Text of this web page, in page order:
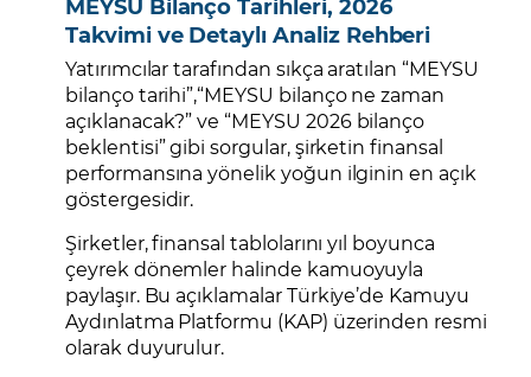
MEYSU Bilanço Tarihleri, 2026
Takvimi ve Detaylı Analiz Rehberi
Yatırımcılar tarafından sıkça aratılan “MEYSU
bilanço tarihi”,“MEYSU bilanço ne zaman
açıklanacak?” ve “MEYSU 2026 bilanço
beklentisi” gibi sorgular, şirketin finansal
performansına yönelik yoğun ilginin en açık
göstergesidir.
Şirketler, finansal tablolarını yıl boyunca
çeyrek dönemler halinde kamuoyuyla
paylaşır. Bu açıklamalar Türkiye’de Kamuyu
Aydınlatma Platformu (KAP) üzerinden resmi
olarak duyurulur.